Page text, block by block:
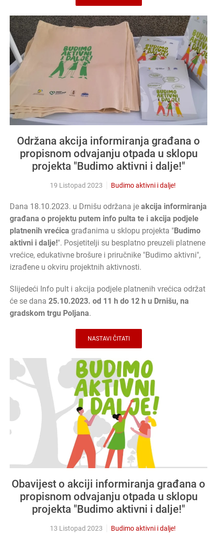
Održana akcija informiranja građana o
propisnom odvajanju otpada u sklopu
projekta "Budimo aktivni i dalje!"
19 Listopad 2023 Budimo aktivni i dalje!
Dana 18.10.2023. u Drnišu održana je akcija informiranja
građana o projektu putem info pulta te i akcija podjele
platnenih vrećica građanima u sklopu projekta "Budimo
aktivni i dalje!". Posjetitelji su besplatno preuzeli platnene
vrećice, edukativne brošure i priručnike "Budimo aktivni",
izrađene u okviru projektnih aktivnosti.
Slijedeći Info pult i akcija podjele platnenih vrećica održat
će se dana 25.10.2023. od 11 h do 12 h u Drnišu, na
gradskom trgu Poljana.
NASTAVI ČITATI
Obavijest o akciji informiranja građana o
propisnom odvajanju otpada u sklopu
projekta "Budimo aktivni i dalje!"
13 Listopad 2023 Budimo aktivni i dalje!